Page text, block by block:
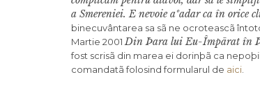
a Smereniei. E nevoie aºadar ca în orice
binecuvântarea sa sã ne ocroteascã
Martie 2001 Din Þara lui Eu-Împãrat în
fost scri­sã din marea ei dorinþã ca
comandatã folosind formularul de aici